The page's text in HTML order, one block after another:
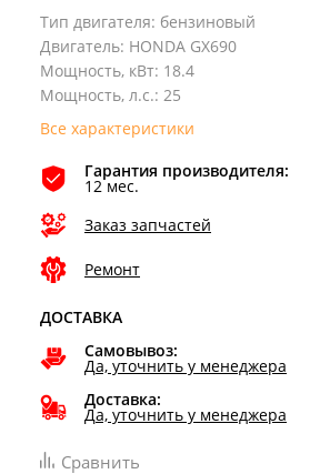
Тип двигателя: бензиновый
Двигатель: HONDA GX690
Мощность, кВт: 18.4
Мощность, л.с.: 25
Все характеристики
Гарантия производителя:
12 мес.
Заказ запчастей
Ремонт
ДОСТАВКА
Самовывоз:
Да, уточнить у менеджера
Доставка:
Да, уточнить у менеджера
Сравнить